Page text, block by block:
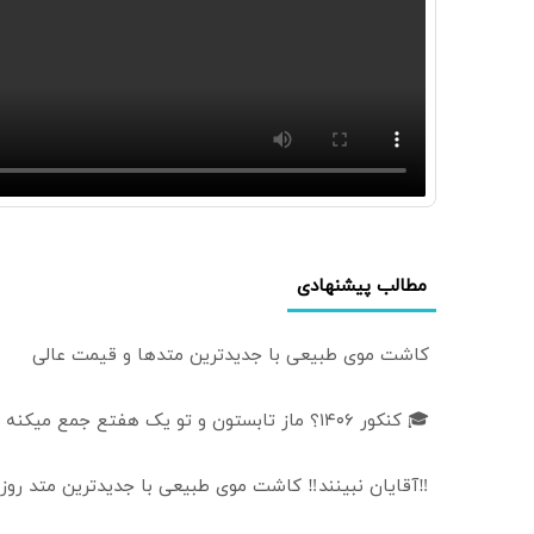
مطالب پیشنهادی
کاشت موی طبیعی با جدیدترین متدها و قیمت عالی
🎓 کنکور ۱۴۰6؟ ماز تابستون و تو یک هفتع جمع میکنه 🏆
‼️آقایان نبینند‼️ کاشت موی طبیعی با جدیدترین متد روز